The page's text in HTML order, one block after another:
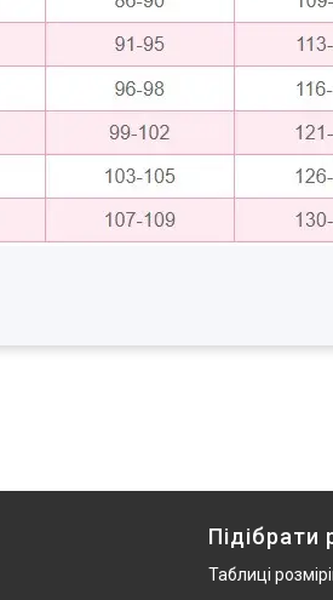
Підібрати
Таблиці